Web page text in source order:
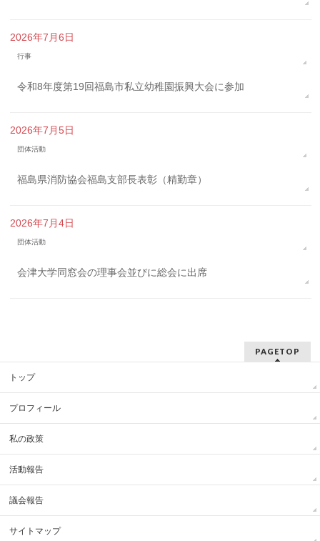
2026年7月6日
行事
令和8年度第19回福島市私立幼稚園振興大会に参加
2026年7月5日
団体活動
福島県消防協会福島支部長表彰（精勤章）
2026年7月4日
団体活動
会津大学同窓会の理事会並びに総会に出席
PAGETOP
トップ
プロフィール
私の政策
活動報告
議会報告
サイトマップ